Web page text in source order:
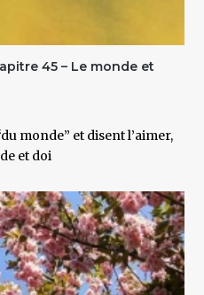
45 – Le monde et
monde” et disent l’aimer,
et doi